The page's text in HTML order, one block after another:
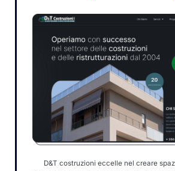
D&T costruzioni eccelle nel creare